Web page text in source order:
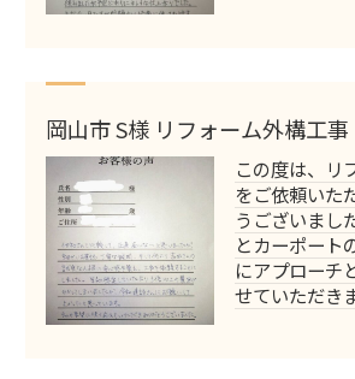
岡山市 S様 リフォーム外構工事
この度は、リ
をご依頼いた
うございまし
とカーポート
にアプローチ
せていただき